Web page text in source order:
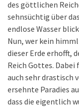
des göttlichen
sehnsüchtig über
endlose Wasser
Nun, wer kein
dieser Erde erhofft,
Reich Gottes.
auch sehr drastisch
ersehnte Paradies
dass die eigentlich